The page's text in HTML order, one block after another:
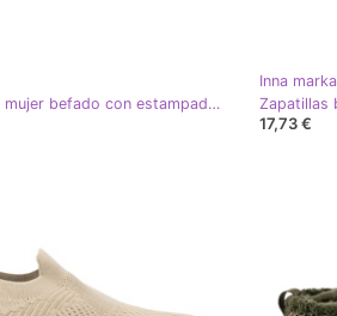
Pantuflas de mujer befado con estampado de pu 219D485 gris
Inna marka
17,73 €